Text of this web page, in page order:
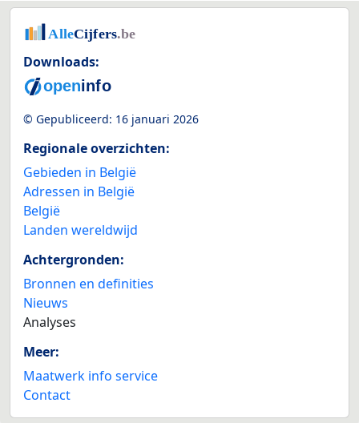
Downloads:
© Gepubliceerd: 16 januari 2026
Regionale overzichten:
Gebieden in België
Adressen in België
België
Landen wereldwijd
Achtergronden:
Bronnen en definities
Nieuws
Analyses
Meer:
Maatwerk info service
Contact